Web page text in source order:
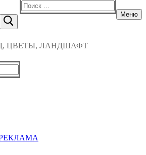
Найти:
Меню
ЦВЕТЫ, ЛАНДШАФТ